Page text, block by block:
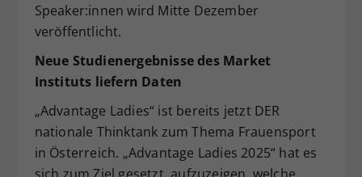
Speaker:innen wird Mitte Dezember
veröffentlicht.
Neue Studienergebnisse des Market
Instituts liefern Daten
„Advantage Ladies“ ist bereits jetzt DER
nationale Thinktank zum Thema Frauensport
in Österreich. „Advantage Ladies 2025“ hat es